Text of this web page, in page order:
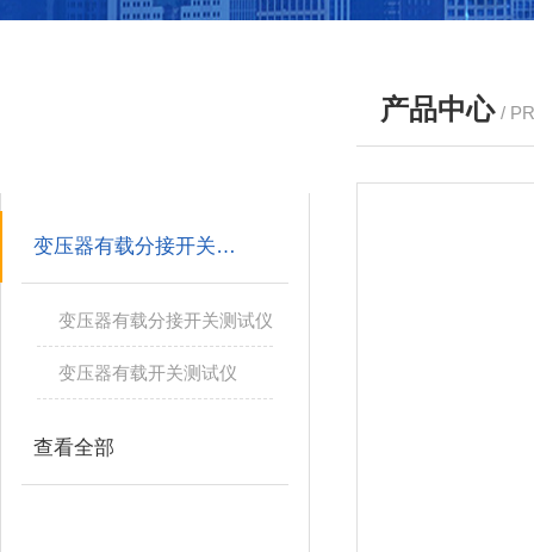
变压器有载分接开关测试仪
变压器有载分接开关测试仪
变压器有载开关测试仪
查看全部
产品中心 /